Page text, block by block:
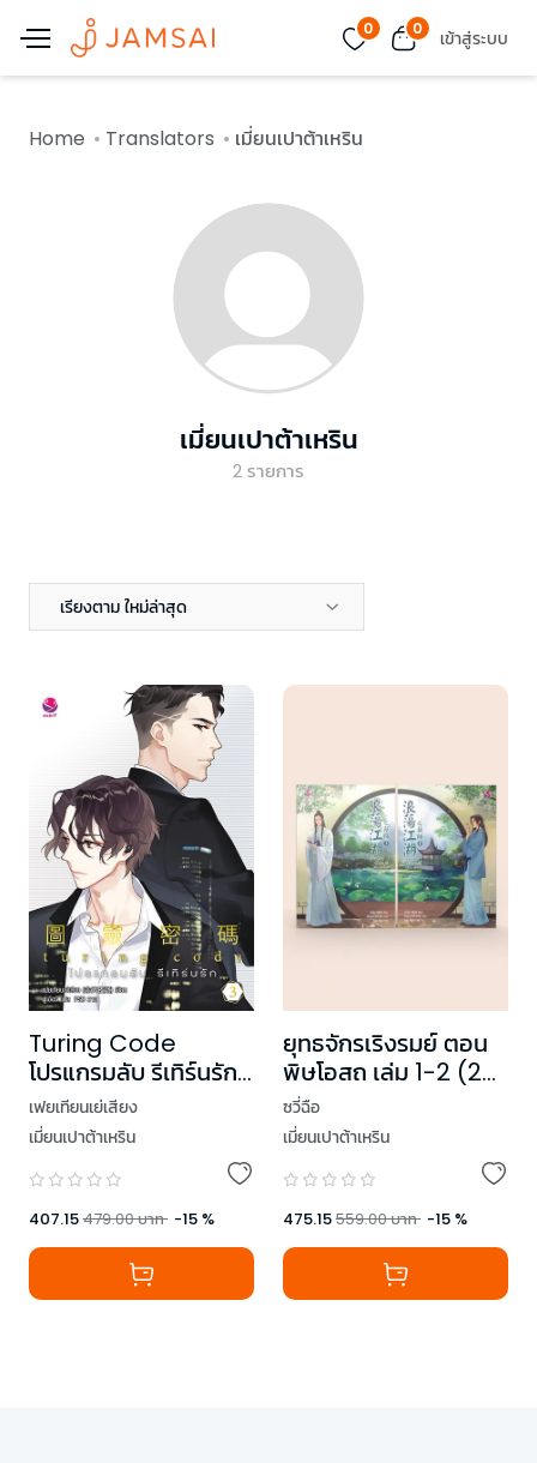
0 0 เข้าสู่ระบบ
Home Translators เมี่ยนเปาต้าเหริน
เมี่ยนเปาต้าเหริน
2รายการ
เรียงตาม ใหม่ล่าสุด
Turing Code
โปรแกรมลับ รีเทิร์นรัก
เล่ม 3 (เล่มจบ)
เฟยเทียนเย่เสียง
เมี่ยนเปาต้าเหริน
407.15479.00บาท -15 %
ยุทธจักรเริงรมย์ ตอน
พิษโอสถ เล่ม 1-2 (2
เล่มจบ)
ซวี่ฉือ
เมี่ยนเปาต้าเหริน
475.15559.00บาท -15 %